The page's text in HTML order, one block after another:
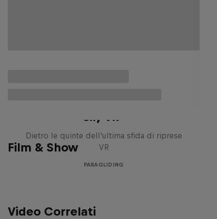
Film & Show
Sky VR"
Dietro le quinte dell'ultima sfida di riprese
VR
PARAGLIDING
Video Correlati